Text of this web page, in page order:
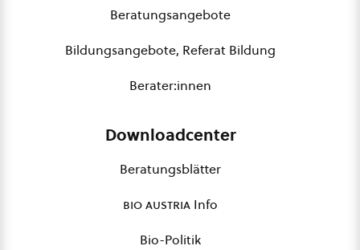
Beratungsangebote
Bildungsangebote, Referat Bildung
Berater:innen
Downloadcenter
Beratungsblätter
bio austria Info
Bio-Politik